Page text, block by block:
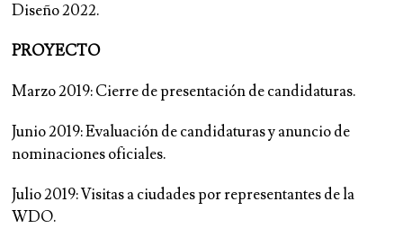
Diseño 2022.
PROYECTO
Marzo 2019: Cierre de presentación de candidaturas.
Junio 2019: Evaluación de candidaturas y anuncio de
nominaciones oficiales.
Julio 2019: Visitas a ciudades por representantes de la
WDO.